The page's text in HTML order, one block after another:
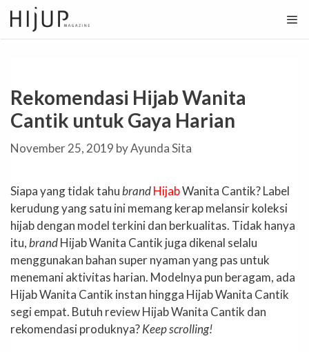
Skip
to
content
Rekomendasi Hijab Wanita
Cantik untuk Gaya Harian
November 25, 2019 byAyunda Sita
Siapa yang tidak tahubrandHijabWanita Cantik? Label
kerudung yang satu ini memang kerap melansir koleksi
hijab dengan model terkini dan berkualitas. Tidak hanya
itu,brandHijab Wanita Cantik juga dikenal selalu
menggunakan bahan super nyaman yang pas untuk
menemani aktivitas harian. Modelnya pun beragam, ada
Hijab Wanita Cantik instan hingga Hijab Wanita Cantik
segi empat. Butuh review Hijab Wanita Cantik dan
rekomendasi produknya?Keep scrolling!